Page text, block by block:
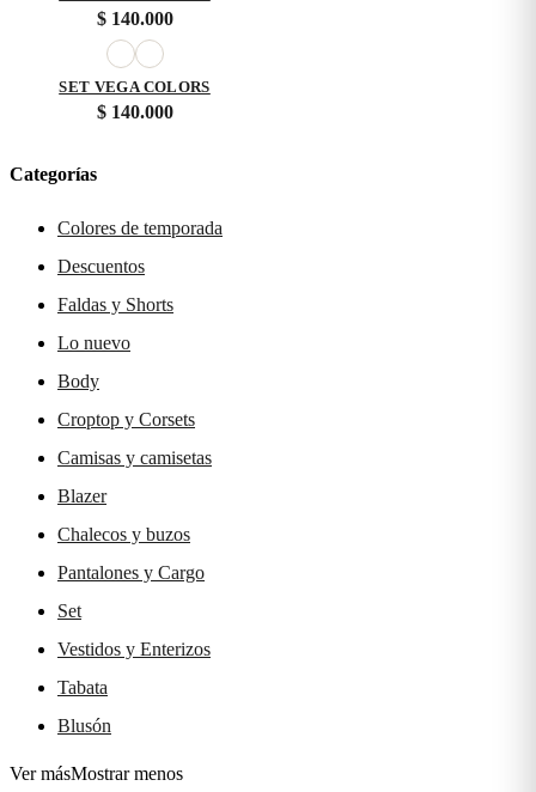
$140.000
SET VEGA COLORS
$140.000
Categorías
Colores de temporada
Descuentos
Faldas y Shorts
Lo nuevo
Body
Croptop y Corsets
Camisas y camisetas
Blazer
Chalecos y buzos
Pantalones y Cargo
Set
Vestidos y Enterizos
Tabata
Blusón
Ver másMostrar menos